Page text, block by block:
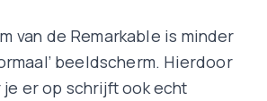
van de Remarkable is minder
beeldscherm. Hierdoor
je er op schrijft ook echt